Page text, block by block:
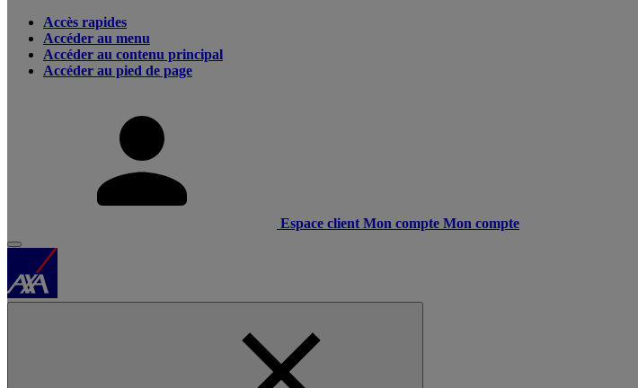
Accès rapides
Accéder au menu
Accéder au contenu principal
Accéder au pied de page
Espace client Mon compte Mon compte